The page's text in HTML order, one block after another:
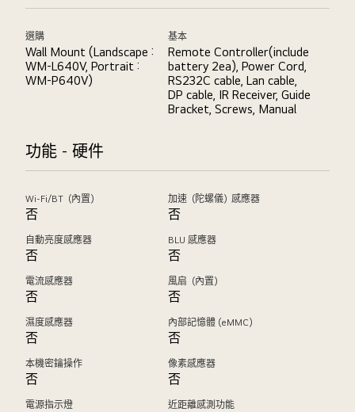
選購
Wall Mount (Landscape :
WM-L640V, Portrait :
WM-P640V)
基本
Remote Controller(include
battery 2ea), Power Cord,
RS232C cable, Lan cable,
DP cable, IR Receiver, Guide
Bracket, Screws, Manual
功能 - 硬件
Wi-Fi/BT（內置）
否
加速（陀螺儀）感應器
否
自動亮度感應器
否
BLU 感應器
否
電流感應器
否
風扇（內置）
否
濕度感應器
否
內部記憶體 (eMMC)
否
本機密鑰操作
否
像素感應器
否
電源指示燈 近距離感測功能